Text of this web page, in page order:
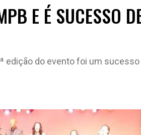
E É SUCESSO
edição do evento foi um